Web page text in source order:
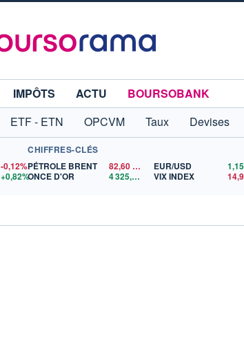
IMPÔTS ACTU
BOURSOBANK
ETF - ETN OPCVM Taux Devises
-0,12%
+0,82%
CHIFFRES-CLÉS
PÉTROLE BRENT
82,60$US
ONCE D'OR
4 325,02 $US
EUR/USD
VIX INDEX